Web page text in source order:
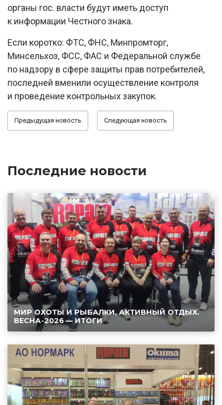
органы гос. власти будут иметь доступ
к информации Честного знака.
Если коротко: ФТС, ФНС, Минпромторг,
Минсельхоз, ФСС, ФАС и Федеральной службе
по надзору в сфере защиты прав потребителей,
последней вменили осуществление контроля
и проведение контрольных закупок.
Предыдущая новость Следующая новость
Последние новости
МИР ОХОТЫ И РЫБАЛКИ, АКТИВНЫЙ ОТДЫХ.
ВЕСНА-2026 — ИТОГИ